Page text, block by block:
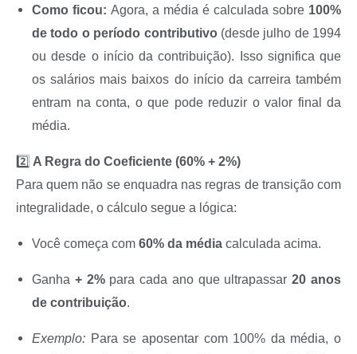
Como ficou: Agora, a média é calculada sobre 100%
de todo o período contributivo(desde julho de 1994
ou desde o início da contribuição). Isso significa que
os salários mais baixos do início da carreira também
entram na conta, o que pode reduzir o valor final da
média.
​2️⃣ A Regra do Coeficiente (60% + 2%)
Para quem não se enquadra nas regras de transição com
integralidade, o cálculo segue a lógica:
Você começa com 60% da média calculada acima.
Ganha + 2%para cada ano que ultrapassar20 anos
de contribuição.
Exemplo: Para se aposentar com 100% da média, o